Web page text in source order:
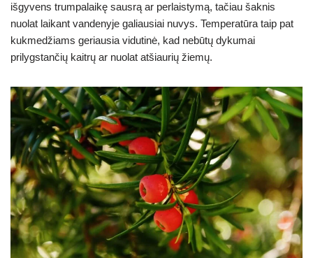
išgyvens trumpalaikę sausrą ar perlaistymą, tačiau šaknis
nuolat laikant vandenyje galiausiai nuvys. Temperatūra taip pat
kukmedžiams geriausia vidutinė, kad nebūtų dykumai
prilygstančių kaitrų ar nuolat atšiaurių žiemų.